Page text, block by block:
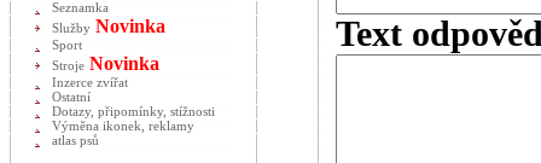
Text
Seznamka
Služby Novinka
Sport
Stroje Novinka
Inzerce zvířat
Ostatní
Dotazy, připomínky, stížnosti
Výměna ikonek, reklamy
atlas psů